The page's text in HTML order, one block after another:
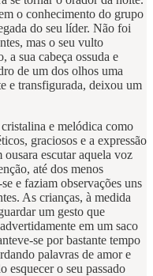
o conhecimento do grupo
do seu líder. Não foi
mas o seu vulto
a sua cabeça ossuda e
de um dos olhos uma
e transfigurada, deixou um
e melódica como
graciosos e a expressão
escutar aquela voz
até dos menos
e faziam observações uns
As crianças, à medida
um gesto que
em um saco
se por bastante tempo
palavras de amor e
esquecer o seu passado